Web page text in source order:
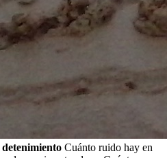
Cuánto ruido hay en